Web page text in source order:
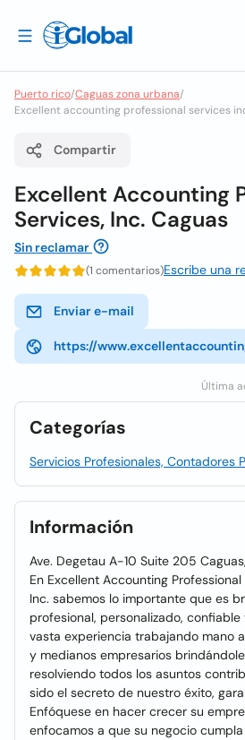
Puerto rico/Caguas zona urbana/
Excellent accounting professional services
Compartir
Excellent Accounting
Services, Inc. Caguas
Sin reclamar
(1 comentarios)Escribe una
Enviar e-mail
https://
Última
Categorías
Servicios Profesionales, Contadores
Información
Ave. Degetau A-10 Suite 205
En Excellent Accounting Professional
Inc. sabemos lo importante que es
profesional, personalizado,
vasta experiencia trabajando mano
y medianos empresarios
resolviendo todos los asuntos
sido el secreto de nuestro éxito,
Enfóquese en hacer crecer su
enfocamos a que su negocio